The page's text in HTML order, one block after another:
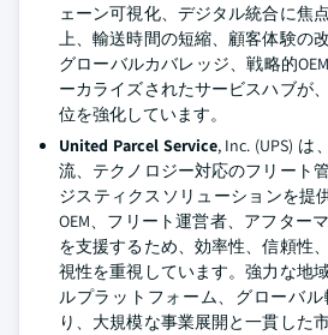
ェーン可視化、デジタル統合に焦
上、輸送時間の短縮、顧客体験の
グローバルカバレッジ、戦略的
ーカライズされたサービスハブが
位を強化しています。
United Parcel Service, Inc. (UPS)
流、テクノロジー対応のフリート
ジスティクスソリューションを提
OEM、フリート運営者、アフター
を支援するため、効率性、信頼性
視性を重視しています。強力な地
ルプラットフォーム、グローバ
り、大規模な事業展開と一貫した